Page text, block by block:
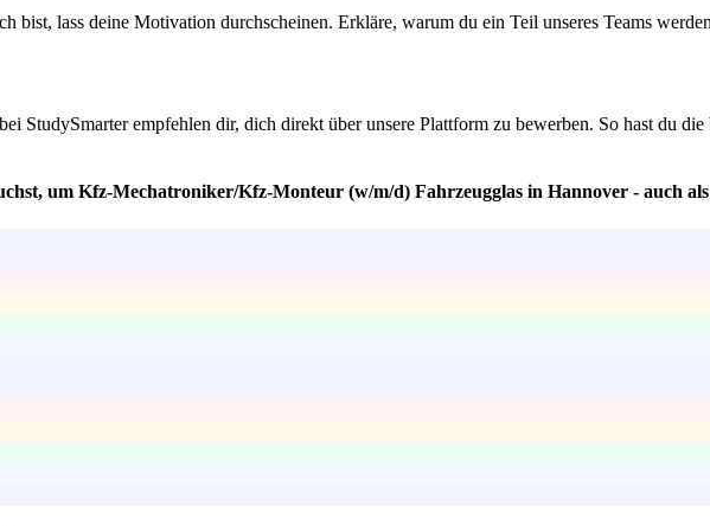
bist, lass deine Motivation durchscheinen. Erkläre, warum du ein Teil unseres Teams
StudySmarter empfehlen dir, dich direkt über unsere Plattform zu bewerben. So hast du
um Kfz-Mechatroniker/Kfz-Monteur (w/m/d) Fahrzeugglas in Hannover - auch